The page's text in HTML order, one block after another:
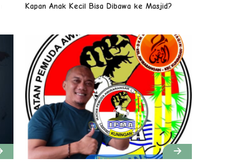
Kapan Anak Kecil Bisa Dibawa ke Masjid?